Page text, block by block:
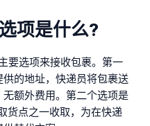
项是什么?
要选项来接收包裹。第一
的地址，快递员将包裹送
额外费用。第二个选项是
货点之一收取，为在快递